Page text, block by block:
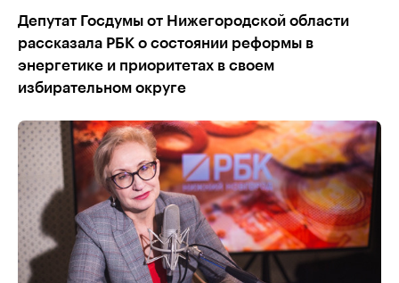
Депутат Госдумы от Нижегородской области
рассказала РБК о состоянии реформы в
энергетике и приоритетах в своем
избирательном округе